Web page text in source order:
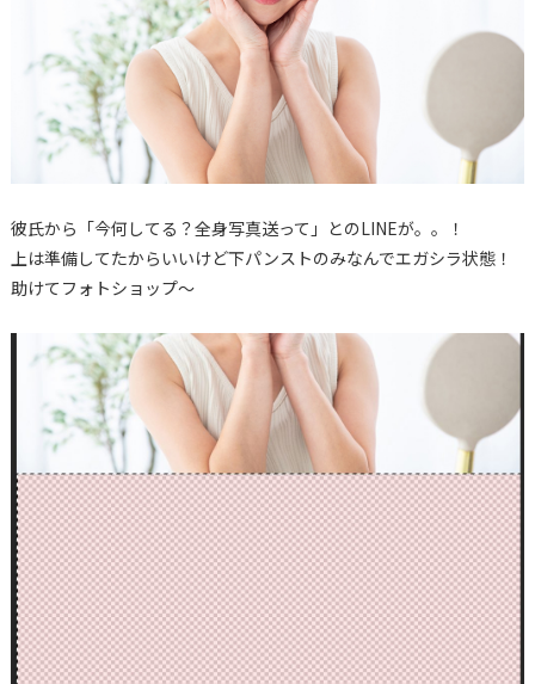
彼氏から「今何してる？全身写真送って」とのLINEが。。！
上は準備してたからいいけど下パンストのみなんでエガシラ状態！
助けてフォトショップ～